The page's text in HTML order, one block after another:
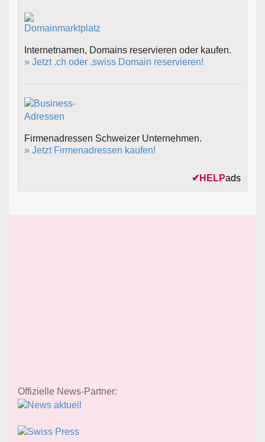
Internetnamen, Domains reservieren oder kaufen.
» Jetzt .ch oder .swiss Domain reservieren!
Firmenadressen Schweizer Unternehmen.
» Jetzt Firmenadressen kaufen!
✔ HELPads
Offizielle News-Partner: